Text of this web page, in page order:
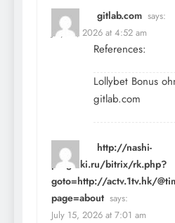
gitlab.com says:
July 15, 2026 at 4:52 am
References:
Lollybet Bonus
gitlab.com
http://nashi-
progulki.ru/bitrix/rk.php?
goto=http://actv.1tv.hk/
page=about says:
July 15, 2026 at 7:01 am